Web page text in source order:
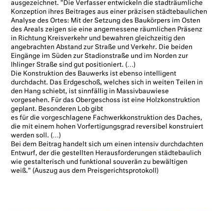
ausgezeichnet. "Die Verfasser entwickeln die stadträumliche
Konzeption ihres Beitrages aus einer präzisen städtebaulichen
Analyse des Ortes: Mit der Setzung des Baukörpers im Osten
des Areals zeigen sie eine angemessene räumlichen Präsenz
in Richtung Kreisverkehr und bewahren gleichzeitig den
angebrachten Abstand zur Straße und Verkehr. Die beiden
Eingänge im Süden zur Stadionstraße und im Norden zur
Ihlinger Straße sind gut positioniert. (…)
Die Konstruktion des Bauwerks ist ebenso intelligent
durchdacht. Das Erdgeschoß, welches sich in weiten Teilen in
den Hang schiebt, ist sinnfällig in Massivbauwiese
vorgesehen. Für das Obergeschoss ist eine Holzkonstruktion
geplant. Besonderen Lob gibt
es für die vorgeschlagene Fachwerkkonstruktion des Daches,
die mit einem hohen Vorfertigungsgrad reversibel konstruiert
werden soll. (…)
Bei dem Beitrag handelt sich um einen intensiv durchdachten
Entwurf, der die gestellten Herausforderungen städtebaulich
wie gestalterisch und funktional souverän zu bewältigen
weiß." (Auszug aus dem Preisgerichtsprotokoll)